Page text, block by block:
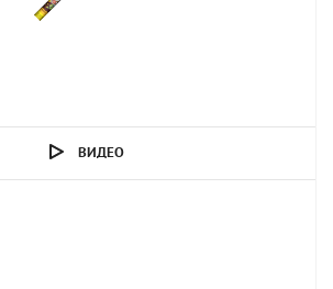
ВИДЕО